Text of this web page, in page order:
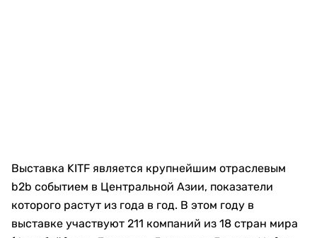
Выставка KITF является крупнейшим отраслевым
b2b событием в Центральной Азии, показатели
которого растут из года в год. В этом году в
выставке участвуют 211 компаний из 18 стран мира